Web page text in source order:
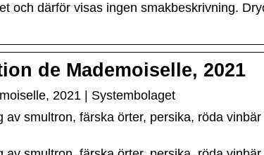
och därför visas ingen smakbeskrivning.
de Mademoiselle, 2021
2021 | Systembolaget
smultron, färska örter, persika, röda